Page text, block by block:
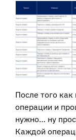
После того
операции и
нужно… ну
Каждой